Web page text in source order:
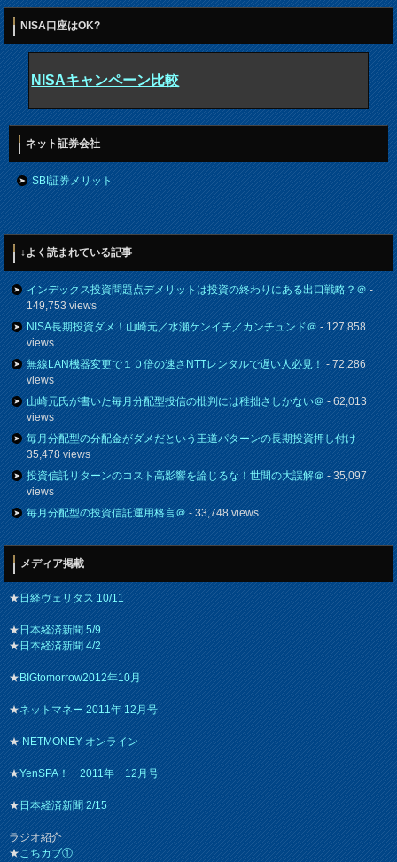
NISA口座はOK?
NISAキャンペーン比較
ネット証券会社
SBI証券メリット
↓よく読まれている記事
インデックス投資問題点デメリットは投資の終わりにある出口戦略？＠-
149,753 views
NISA長期投資ダメ！山崎元／水瀬ケンイチ／カンチュンド＠- 127,858
views
無線LAN機器変更で１０倍の速さNTTレンタルで遅い人必見！- 72,286
views
山崎元氏が書いた毎月分配型投信の批判には稚拙さしかない＠- 62,013
views
毎月分配型の分配金がダメだという王道パターンの長期投資押し付け-
35,478 views
投資信託リターンのコスト高影響を論じるな！世間の大誤解＠- 35,097
views
毎月分配型の投資信託運用格言＠- 33,748 views
メディア掲載
★日経ヴェリタス 10/11
★日本経済新聞 5/9
★日本経済新聞 4/2
★BIGtomorrow2012年10月
★ネットマネー 2011年 12月号
★NETMONEY オンライン
★YenSPA！ 2011年 12月号
★日本経済新聞 2/15
ラジオ紹介
★こちカブ①